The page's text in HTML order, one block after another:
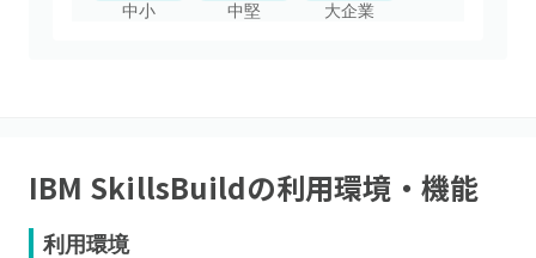
中小 中堅 大企業
IBM SkillsBuildの利用環境・機能
利用環境